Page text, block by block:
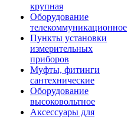
крупная
Оборудование
телекоммуникационное
Пункты установки
измерительных
приборов
Муфты, фитинги
сантехнические
Оборудование
высоковольтное
Аксессуары для